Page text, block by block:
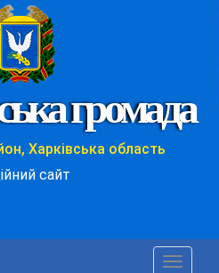
громада
Харківська область
сайт
Toggle